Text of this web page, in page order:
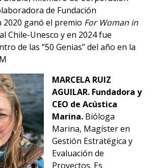
de Fundación
2020 ganó el premio For Woman in
Chile-Unesco y en 2024 fue
de las “50 Genias” del año en la
MARCELA RUIZ
AGUILAR. Fundadora y
CEO de Acústica
Marina. Bióloga
Marina, Magíster en
Gestión Estratégica y
Evaluación de
Proyectos. Es